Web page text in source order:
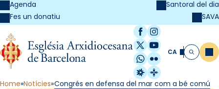
Agenda
Fes un donatiu
Santoral del dia
SAVA
Facebook
Instagram
X / Twitter
YouTube
WhatsApp
Flickr
Radio Estel
Catalunya
CA Cerca
Home Notícies Congrés en defensa del mar com a bé comú